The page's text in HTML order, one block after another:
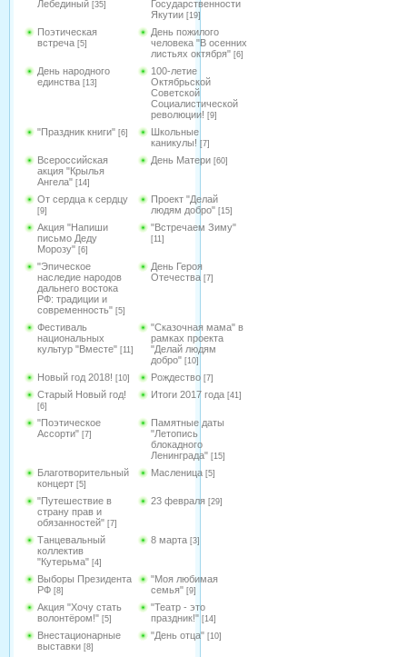
Лебединый [35]
Государственности
Якутии [19]
Поэтическая
встреча [5]
День пожилого
человека "В осенних
листьях октября" [6]
День народного
единства [13]
100-летие
Октябрьской
Советской
Социалистической
революции! [9]
"Праздник книги" [6]
Школьные
каникулы! [7]
Всероссийская
акция "Крылья
Ангела" [14]
День Матери [60]
От сердца к сердцу
[9]
Проект "Делай
людям добро" [15]
Акция "Напиши
письмо Деду
Морозу" [6]
"Встречаем Зиму"
[11]
"Эпическое
наследие народов
дальнего востока
РФ: традиции и
современность" [5]
День Героя
Отечества [7]
Фестиваль
национальных
культур "Вместе" [11]
"Сказочная мама" в
рамках проекта
"Делай людям
добро" [10]
Новый год 2018! [10] Рождество [7]
Старый Новый год!
[6]
Итоги 2017 года [41]
"Поэтическое
Ассорти" [7]
Памятные даты
"Летопись
блокадного
Ленинграда" [15]
Благотворительный
концерт [5]
Масленица [5]
"Путешествие в
страну прав и
обязанностей" [7]
23 февраля [29]
Танцевальный
коллектив
"Кутерьма" [4]
8 марта [3]
Выборы Президента
РФ [8]
"Моя любимая
семья" [9]
Акция "Хочу стать
волонтёром!" [5]
"Театр - это
праздник!" [14]
Внестационарные
выставки [8]
"День отца" [10]